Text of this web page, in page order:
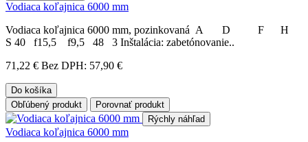
Vodiaca koľajnica 6000 mm
Vodiaca koľajnica 6000 mm, pozinkovaná A D F H
S 40 f15,5 f9,5 48 3 Inštalácia: zabetónovanie..
71,22 € Bez DPH: 57,90 €
Do košíka
Obľúbený produkt
Porovnať produkt
Rýchly náhľad
Vodiaca koľajnica 6000 mm